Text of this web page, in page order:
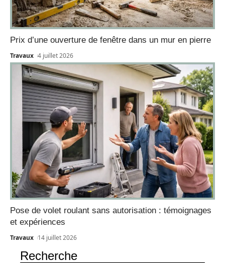
Prix d’une ouverture de fenêtre dans un mur en pierre
Travaux 4 juillet 2026
Pose de volet roulant sans autorisation : témoignages
et expériences
Travaux 14 juillet 2026
Recherche